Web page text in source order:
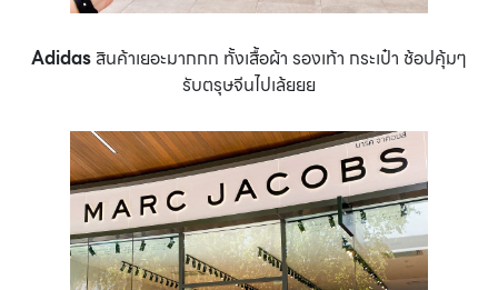
Adidas สินค้าเยอะมากกก ทั้งเสื้อผ้า รองเท้า กระเป๋า ช้อปคุ้มๆ
รับตรุษจีนไปเล้ยยย